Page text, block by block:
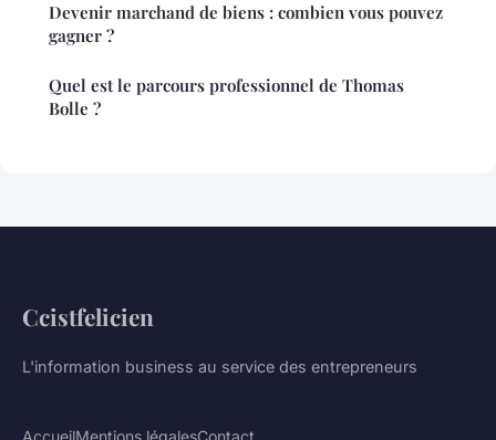
Devenir marchand de biens : combien vous pouvez
gagner ?
Quel est le parcours professionnel de Thomas
Bolle ?
Ccistfelicien
L'information business au service des entrepreneurs
AccueilMentions légalesContact